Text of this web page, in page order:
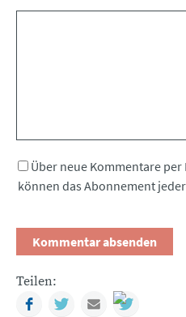
Über neue Kommentare
können das Abonnement
Teilen:
FacebookTwitterMail